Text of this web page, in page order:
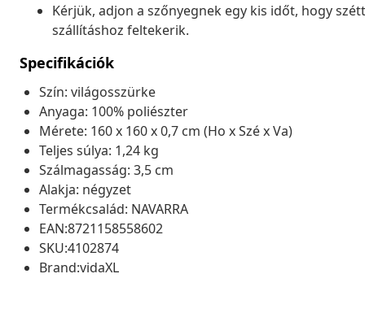
Kérjük, adjon a szőnyegnek egy kis időt, hogy
szállításhoz feltekerik.
Specifikációk
Szín: világosszürke
Anyaga: 100% poliészter
Mérete: 160 x 160 x 0,7 cm (Ho x Szé x Va)
Teljes súlya: 1,24 kg
Szálmagasság: 3,5 cm
Alakja: négyzet
Termékcsalád: NAVARRA
EAN:8721158558602
SKU:4102874
Brand:vidaXL